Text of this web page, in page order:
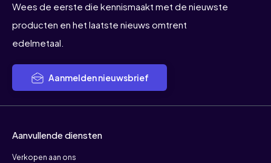
Wees de eerste die kennismaakt met de nieuwste
producten en het laatste nieuws omtrent
edelmetaal.
Aanmelden nieuwsbrief
Aanvullende diensten
Verkopen aan ons